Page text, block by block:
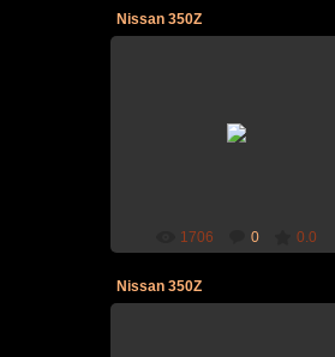
Nissan 350Z
Nissan 350Z
1706 0 0.0
Nissan 350Z